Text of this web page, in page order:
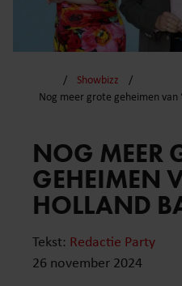
Showbizz
Nog meer grote geheimen van
NOG MEER
GEHEIMEN
HOLLAND
Tekst: Redactie Party
26 november 2024